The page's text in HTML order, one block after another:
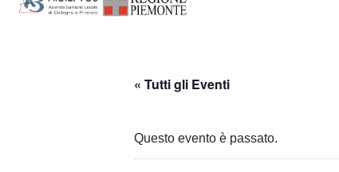
« Tutti gli Eventi
Questo evento è passato.